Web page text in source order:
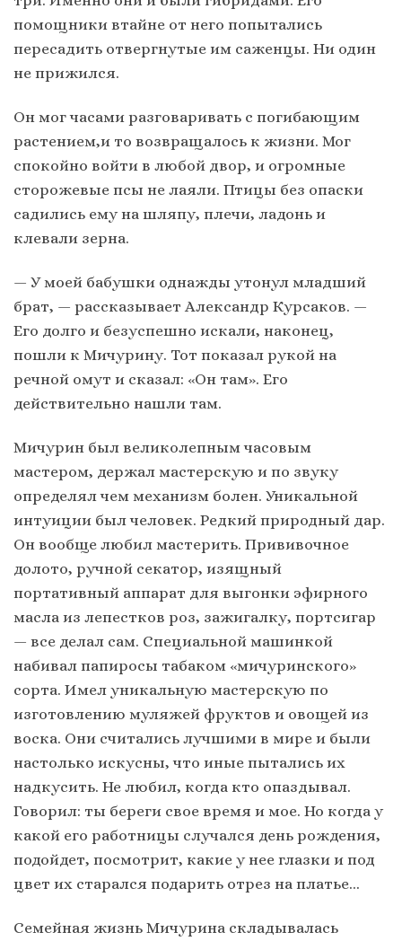
помощники втайне от него попытались
пересадить отвергнутые им саженцы. Ни один
не прижился.
Он мог часами разговаривать с погибающим
растением,и то возвращалось к жизни. Мог
спокойно войти в любой двор, и огромные
сторожевые псы не лаяли. Птицы без опаски
садились ему на шляпу, плечи, ладонь и
клевали зерна.
— У моей бабушки однажды утонул младший
брат, — рассказывает Александр Курсаков. —
Его долго и безуспешно искали, наконец,
пошли к Мичурину. Тот показал рукой на
речной омут и сказал: «Он там». Его
действительно нашли там.
Мичурин был великолепным часовым
мастером, держал мастерскую и по звуку
определял чем механизм болен. Уникальной
интуиции был человек. Редкий природный дар.
Он вообще любил мастерить. Прививочное
долото, ручной секатор, изящный
портативный аппарат для выгонки эфирного
масла из лепестков роз, зажигалку, портсигар
— все делал сам. Специальной машинкой
набивал папиросы табаком «мичуринского»
сорта. Имел уникальную мастерскую по
изготовлению муляжей фруктов и овощей из
воска. Они считались лучшими в мире и были
настолько искусны, что иные пытались их
надкусить. Не любил, когда кто опаздывал.
Говорил: ты береги свое время и мое. Но когда у
какой его работницы случался день рождения,
подойдет, посмотрит, какие у нее глазки и под
цвет их старался подарить отрез на платье…
Семейная жизнь Мичурина складывалась